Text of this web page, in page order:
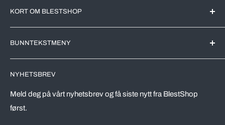
KORT OM BLESTSHOP
det Norske markedet. All videreforedling av produktene blir
utført av markedsledende produsenter her i Norge.
Vi driver en effektivt nettbutikk, riktig utvalg av varer,
automatiserer prosesser og kutter kostnader. Dette skal
komme våre kunder tilgode, både drop-in kunder og ikke
BUNNTEKSTMENY
Leveringstid
Vareprøver
Retur av varer
NYHETSBREV
Meld deg på vårt nyhetsbrev og få siste nytt fra BlestShop
først.